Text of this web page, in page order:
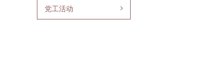
党工活动